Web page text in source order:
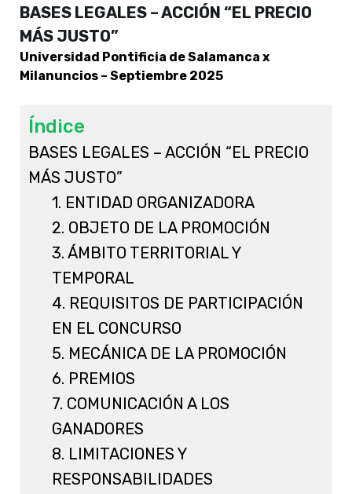
BASES LEGALES – ACCIÓN “EL PRECIO
MÁS JUSTO”
Universidad Pontificia de Salamanca x
Milanuncios – Septiembre 2025
Índice
BASES LEGALES – ACCIÓN “EL PRECIO
MÁS JUSTO”
1. ENTIDAD ORGANIZADORA
2. OBJETO DE LA PROMOCIÓN
3. ÁMBITO TERRITORIAL Y
TEMPORAL
4. REQUISITOS DE PARTICIPACIÓN
EN EL CONCURSO
5. MECÁNICA DE LA PROMOCIÓN
6. PREMIOS
7. COMUNICACIÓN A LOS
GANADORES
8. LIMITACIONES Y
RESPONSABILIDADES